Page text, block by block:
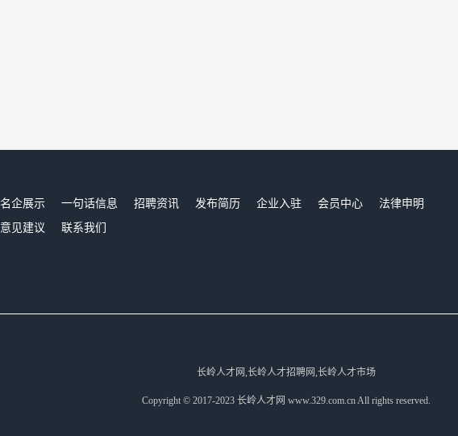
名企展示 一句话信息 招聘资讯 发布简历 企业入驻 会员中心
法律申明
意见建议 联系我们
长岭人才网,长岭人才招聘网,长岭人才市场
Copyright © 2017-2023 长岭人才网 www.329.com.cn All rights reserved.